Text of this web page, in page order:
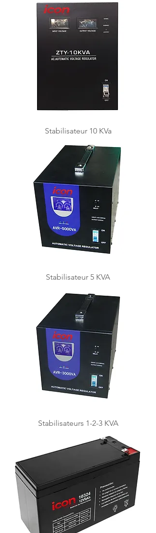
Stabilisateur 10 KVa
Stabilisateur 5 KVA
Stabilisateurs 1-2-3 KVA